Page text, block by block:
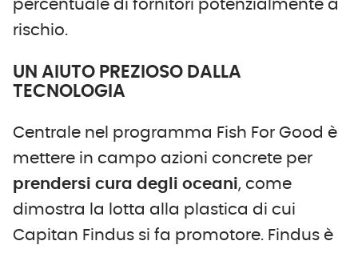
percentuale di fornitori potenzialmente a
rischio.
UN AIUTO PREZIOSO DALLA
TECNOLOGIA
Centrale nel programma Fish For Good è
mettere in campo azioni concrete per
prendersi cura degli oceani, come
dimostra la lotta alla plastica di cui
Capitan Findus si fa promotore. Findus è